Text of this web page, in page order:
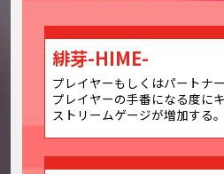
緋芽-HIME-
プレイヤーもしくはパートナ
プレイヤーの手番になる度に
ストリームゲージが増加する。